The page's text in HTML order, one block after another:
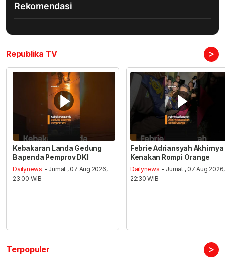
Rekomendasi
Republika TV >
Kebakaran Landa Gedung
Bapenda Pemprov DKI
Dailynews - Jumat , 07 Aug 2026,
23:00 WIB
Febrie Adriansyah Akhirnya
Kenakan Rompi Orange
Dailynews - Jumat , 07 Aug 2026,
22:30 WIB
Terpopuler >